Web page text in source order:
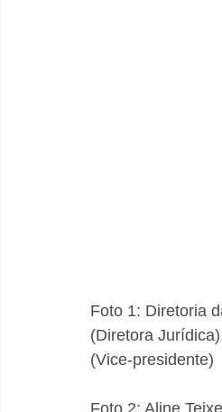
Foto 1: Diretoria
(Diretora
(Vice-presidente)
Foto 2: Aline